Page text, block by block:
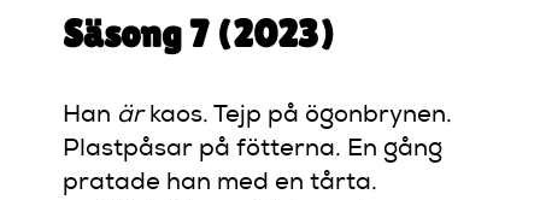
Säsong 7 (2023)
Han ärkaos. Tejp på ögonbrynen.
Plastpåsar på fötterna. En gång
pratade han med en tårta.